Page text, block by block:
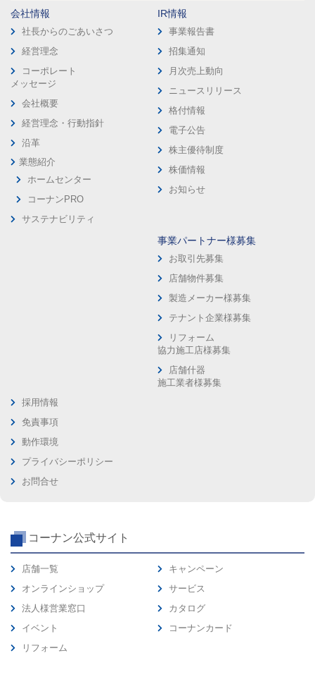
会社情報
社長からのごあいさつ
経営理念
コーポレート
メッセージ
会社概要
経営理念・行動指針
沿革
業態紹介
ホームセンター
コーナンPRO
サステナビリティ
IR情報
事業報告書
招集通知
月次売上動向
ニュースリリース
格付情報
電子公告
株主優待制度
株価情報
お知らせ
事業パートナー様募集
お取引先募集
店舗物件募集
製造メーカー様募集
テナント企業様募集
リフォーム
協力施工店様募集
店舗什器
施工業者様募集
採用情報
免責事項
動作環境
プライバシーポリシー
お問合せ
コーナン公式サイト
店舗一覧
オンラインショップ
法人様営業窓口
イベント
リフォーム
キャンペーン
サービス
カタログ
コーナンカード